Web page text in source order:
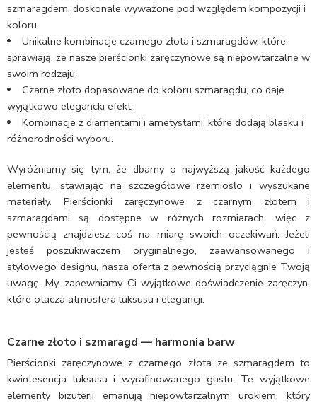
szmaragdem, doskonale wyważone pod względem kompozycji i
koloru.
Unikalne kombinacje czarnego złota i szmaragdów, które
sprawiają, że nasze pierścionki zaręczynowe są niepowtarzalne w
swoim rodzaju.
Czarne złoto dopasowane do koloru szmaragdu, co daje
wyjątkowo elegancki efekt.
Kombinacje z diamentami i ametystami, które dodają blasku i
różnorodności wyboru.
Wyróżniamy się tym, że dbamy o najwyższą jakość każdego
elementu, stawiając na szczegółowe rzemiosło i wyszukane
materiały. Pierścionki zaręczynowe z czarnym złotem i
szmaragdami są dostępne w różnych rozmiarach, więc z
pewnością znajdziesz coś na miarę swoich oczekiwań. Jeżeli
jesteś poszukiwaczem oryginalnego, zaawansowanego i
stylowego designu, nasza oferta z pewnością przyciągnie Twoją
uwagę. My, zapewniamy Ci wyjątkowe doświadczenie zaręczyn,
które otacza atmosfera luksusu i elegancji.
Czarne złoto i szmaragd — harmonia barw
Pierścionki zaręczynowe z czarnego złota ze szmaragdem to
kwintesencja luksusu i wyrafinowanego gustu. Te wyjątkowe
elementy biżuterii emanują niepowtarzalnym urokiem, który